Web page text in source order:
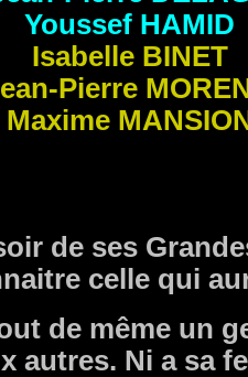
Youssef HAMID
IsabelleBINET
Pierre
Maxime
de ses
celle qui
de même un
autres. Ni a sa